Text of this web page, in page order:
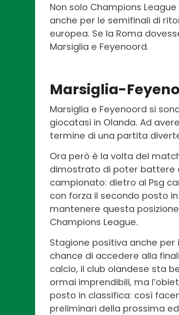
Non solo Champions
anche per le semifinali di
europea. Se la Roma
Marsiglia e Feyenoord.
Marsiglia-
Marsiglia e Feyenoord si
giocatasi in Olanda. Ad
termine di una partita
Ora però è la volta del
dimostrato di poter battere
campionato: dietro al Psg
con forza il secondo posto
mantenere questa
Champions League.
Stagione positiva anche per
chance di accedere alla
calcio, il club olandese sta
ormai imprendibili, ma
posto in classifica: così
preliminari della prossima